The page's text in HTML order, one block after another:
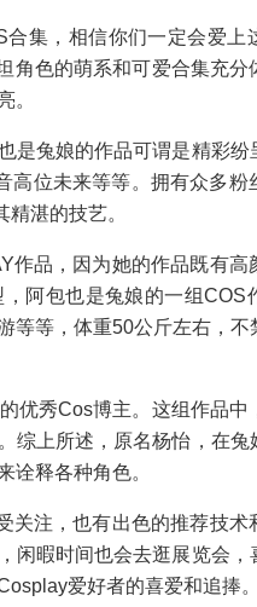
集，相信你们一定会爱上
角色的萌系和可爱合集充分
。
是兔娘的作品可谓是精彩纷
位未来等等。拥有众多粉
湛的技艺。
作品，因为她的作品既有高
阿包也是兔娘的一组COS
等等，体重50公斤左右，不
优秀Cos博主。这组作品中
综上所述，原名杨怡，在兔
诠释各种角色。
关注，也有出色的推荐技术
闲暇时间也会去逛展览会，
爱好者的喜爱和追捧。